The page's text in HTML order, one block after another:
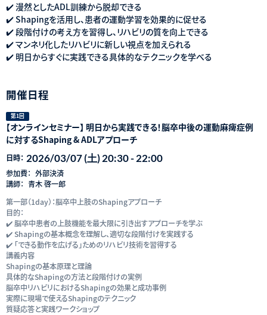
✔️ 漫然としたADL訓練から脱却できる
✔️ Shapingを活用し、患者の運動学習を効果的に促せる
✔️ 段階付けの考え方を習得し、リハビリの質を向上できる
✔️ マンネリ化したリハビリに新しい視点を加えられる
✔️ 明日からすぐに実践できる具体的なテクニックを学べる
開催日程
第1回
【オンラインセミナー】 ​明日から実践できる！脳卒中後の運動麻痺症例
に対するShaping & ADLアプローチ
日時： 2026/03/07 (土) 20:30 - 22:00
参加費： 外部決済
講師： 青木 啓一郎
第一部（1day）：脳卒中上肢のShapingアプローチ
目的：
✔️ 脳卒中患者の上肢機能を最大限に引き出すアプローチを学ぶ
✔️ Shapingの基本概念を理解し、適切な段階付けを実践する
✔️ 「できる動作を広げる」ためのリハビリ技術を習得する
講義内容
Shapingの基本原理と理論
具体的なShapingの方法と段階付けの実例
脳卒中リハビリにおけるShapingの効果と成功事例
実際に現場で使えるShapingのテクニック
質疑応答と実践ワークショップ